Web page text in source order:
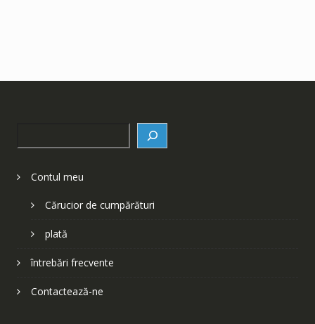
Contul meu
Cărucior de cumpărături
plată
întrebări frecvente
Contactează-ne